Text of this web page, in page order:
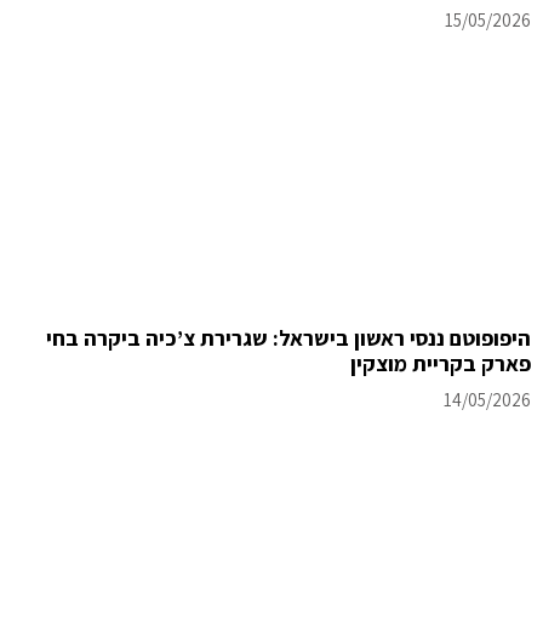
15/05/2026
היפופוטם ננסי ראשון בישראל: שגרירת צ’כיה ביקרה בחי
פארק בקריית מוצקין
14/05/2026